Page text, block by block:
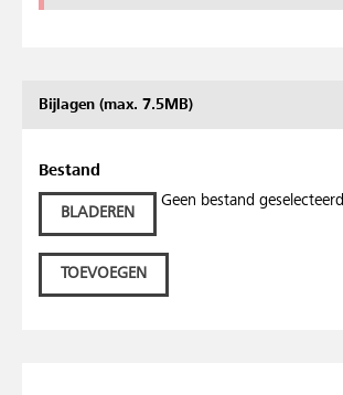
Bijlagen (max. 7.5MB)
Bestand
BLADEREN
Geen bestand geselecteerd
TOEVOEGEN